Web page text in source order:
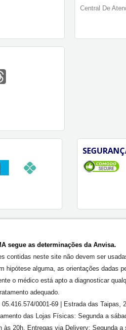
Central De
segue as determinações da Anvisa.
contidas neste site não devem ser
hipótese alguma, as orientações dadas
o médico está apto a diagnosticar
adequado.
0001-69 | Estrada das Taipas,
das Lojas Físicas: Segunda a
20h. Entregas via Delivery: Segunda a